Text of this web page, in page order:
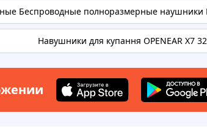
Беспроводные полноразмерные наушники
Навушники для купання OPENEAR X7